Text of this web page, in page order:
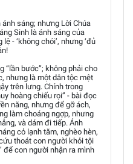
sáng; nhưng Lời Chúa
Sinh là ánh sáng của
- ‘không chói’, nhưng ‘đủ
“lần bước”; không phải cho
nhưng là một dân tộc mệt
trên lưng. Chính trong
hoàng chiếu rọi” - bài đọc
năng, nhưng để gỡ ách,
làm choáng ngợp, nhưng
và dám đi tiếp. Ánh
cỏ lạnh tăm, nghèo hèn,
thoát con người khỏi tội
để con người nhận ra mình